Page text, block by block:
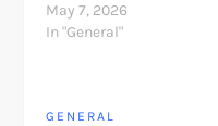
May 7, 2026
In "General"
GENERAL